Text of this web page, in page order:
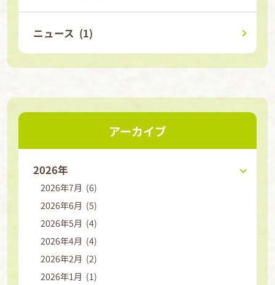
ニュース (1)
アーカイブ
2026年
2026年7月 (6)
2026年6月 (5)
2026年5月 (4)
2026年4月 (4)
2026年2月 (2)
2026年1月 (1)